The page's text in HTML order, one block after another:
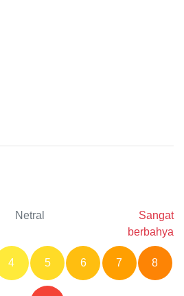
Netral
Sangat
berbahya
4 5 6 7 8